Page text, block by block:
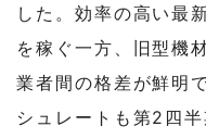
した。効率の高い最
を稼ぐ一方、旧型機
業者間の格差が鮮明
シュレートも第2四